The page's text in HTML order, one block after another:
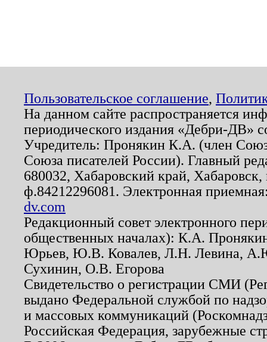
Пользовательское соглашение,
На данном сайте распространяется
периодического издания «Дебри-ДВ»
Учредитель: Пронякин К.А. (член
Союза писателей России). Главный
680032, Хабаровский край,
ф.84212296081. Электронная
dv.com
Редакционный совет электронного
общественных началах): К.А.
Юрьев, Ю.В. Ковалев, Л.Н. Левина,
Сухинин, О.В. Егорова
Свидетельство о регистрации СМИ
выдано Федеральной службой по
и массовых коммуникаций
Российская Федерация, зарубежные